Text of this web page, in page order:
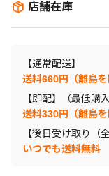
店舗在庫
【通常配送】
送料660円（離島
【即配】（最低購
送料330円（離島
【後日受け取り（
いつでも送料無料